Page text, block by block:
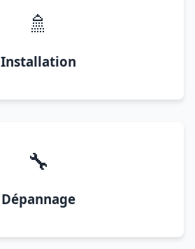
🚿
Installation
🔧
Dépannage